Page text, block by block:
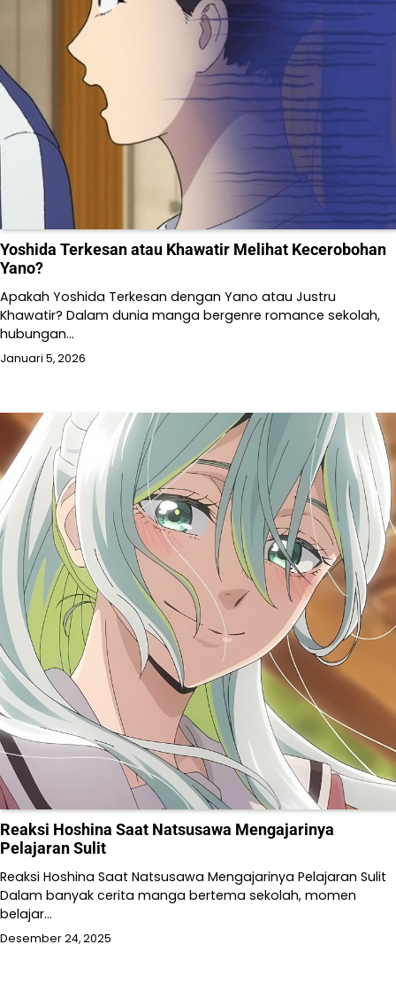
Yoshida Terkesan atau Khawatir Melihat Kecerobohan
Yano?
Apakah Yoshida Terkesan dengan Yano atau Justru
Khawatir? Dalam dunia manga bergenre romance sekolah,
hubungan…
Januari 5, 2026
Reaksi Hoshina Saat Natsusawa Mengajarinya
Pelajaran Sulit
Reaksi Hoshina Saat Natsusawa Mengajarinya Pelajaran Sulit
Dalam banyak cerita manga bertema sekolah, momen
belajar…
Desember 24, 2025